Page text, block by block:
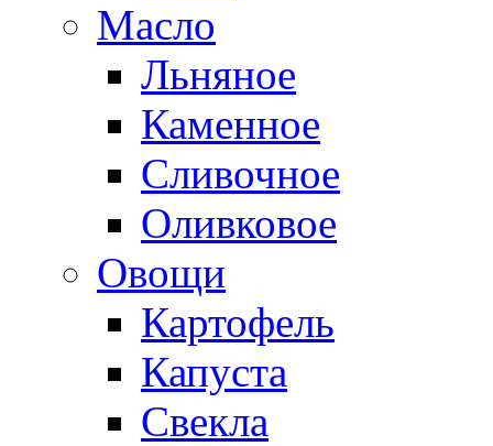
Масло
Льняное
Каменное
Сливочное
Оливковое
Овощи
Картофель
Капуста
Свекла